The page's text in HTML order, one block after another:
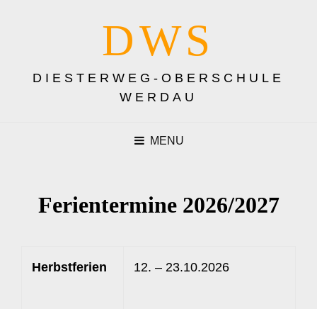
DWS
DIESTERWEG-OBERSCHULE
WERDAU
MENU
Ferientermine 2026/2027
Herbstferien 12. – 23.10.2026